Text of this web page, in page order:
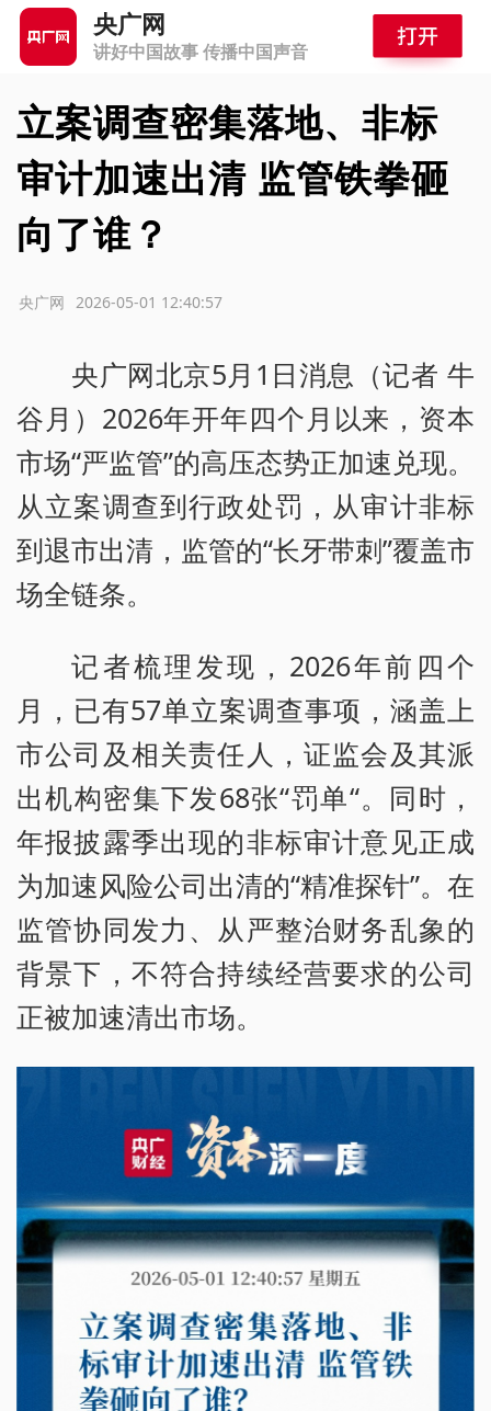
央广网
讲好中国故事 传播中国声音
立案调查密集落地、非标
审计加速出清 监管铁拳砸
向了谁？
2026-05-01 12:40:57
央广网
央广网北京5月1日消息（记者 牛
谷月）2026年开年四个月以来，资本
市场“严监管”的高压态势正加速兑现。
从立案调查到行政处罚，从审计非标
到退市出清，监管的“长牙带刺”覆盖市
场全链条。
记者梳理发现，2026年前四个
月，已有57单立案调查事项，涵盖上
市公司及相关责任人，证监会及其派
出机构密集下发68张“罚单“。同时，
年报披露季出现的非标审计意见正成
为加速风险公司出清的“精准探针”。在
监管协同发力、从严整治财务乱象的
背景下，不符合持续经营要求的公司
正被加速清出市场。